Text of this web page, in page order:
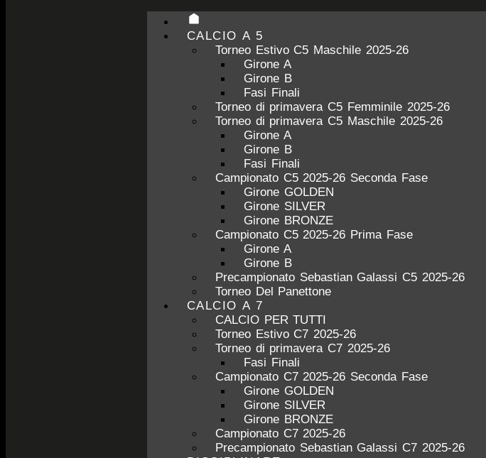
CALCIO A 5
Torneo Estivo C5 Maschile 2025-26
Girone A
Girone B
Fasi Finali
Torneo di primavera C5 Femminile 2025-26
Torneo di primavera C5 Maschile 2025-26
Girone A
Girone B
Fasi Finali
Campionato C5 2025-26 Seconda Fase
Girone GOLDEN
Girone SILVER
Girone BRONZE
Campionato C5 2025-26 Prima Fase
Girone A
Girone B
Precampionato Sebastian Galassi C5 2025-26
Torneo Del Panettone
CALCIO A 7
CALCIO PER TUTTI
Torneo Estivo C7 2025-26
Torneo di primavera C7 2025-26
Fasi Finali
Campionato C7 2025-26 Seconda Fase
Girone GOLDEN
Girone SILVER
Girone BRONZE
Campionato C7 2025-26
Precampionato Sebastian Galassi C7 2025-26